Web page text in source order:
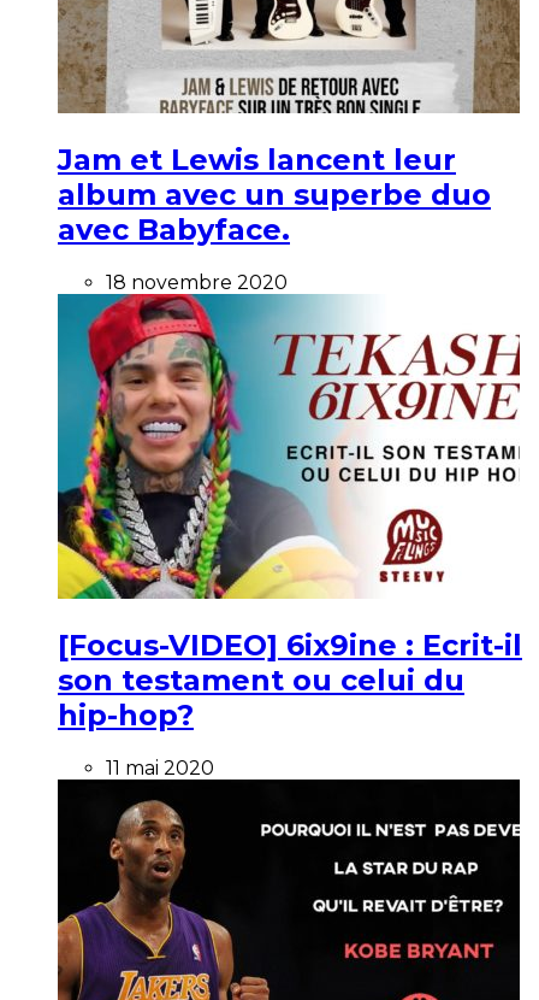
Jam et Lewis lancent leur
album avec un superbe duo
avec Babyface.
18 novembre 2020
[Focus-VIDEO] 6ix9ine : Ecrit-il
son testament ou celui du
hip-hop?
11 mai 2020